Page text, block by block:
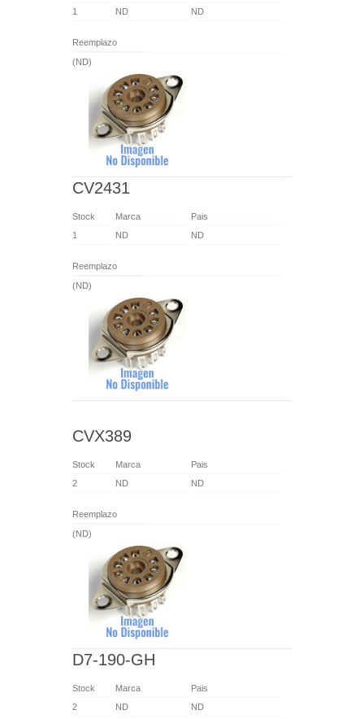
1
ND ND
Reemplazo
(ND)
CV2431
Stock Marca
Pais
1
ND ND
Reemplazo
(ND)
CVX389
Stock Marca
Pais
2
ND ND
Reemplazo
(ND)
D7-190-GH
Stock Marca
Pais
2
ND ND